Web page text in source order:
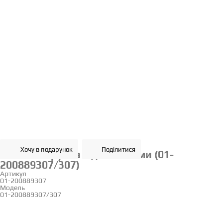
Хочу в подарунок Поділитися
Золота обручка з діамантами (01-
200889307/307)
Артикул
01-200889307
Модель
01-200889307/307